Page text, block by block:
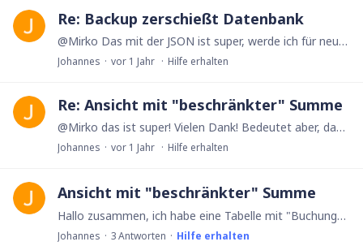
Re: Backup zerschießt Datenbank
@Mirko Das mit der JSON ist super, werde ich für neue Apps so auch umsetzen, erscheint mir etwas konsistenter. Ich hab jetzt nochmal x-verschiedene Wege getestet: es ist tatsächlich so,…
Johannes vor 1 Jahr Hilfe erhalten
Re: Ansicht mit "beschränkter" Summe
@Mirko das ist super! Vielen Dank! Bedeutet aber, dass es in der Ansicht von Ninox nicht geht und man sich mit HTML behelfen muss? Sehr gut, wieder was zu lernen 😅
Johannes vor 1 Jahr Hilfe erhalten
Ansicht mit "beschränkter" Summe
Hallo zusammen, ich habe eine Tabelle mit "Buchungen," eine Tabelle mit "Buchungstypen" und eine Tabelle mit "Buchungsjahren". Die Buchung wird jeweils einem Buchungstyp und einem Buchungsjahr…
Johannes 3Antworten Hilfe erhalten